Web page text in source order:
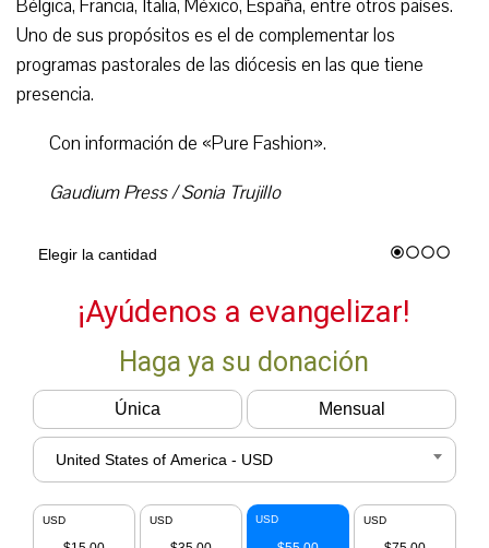
Bélgica, Francia, Italia, México, España, entre otros países.
Uno de sus propósitos es el de complementar los
programas pastorales de las diócesis en las que tiene
presencia.
Con información de «Pure Fashion».
Gaudium Press / Sonia Trujillo